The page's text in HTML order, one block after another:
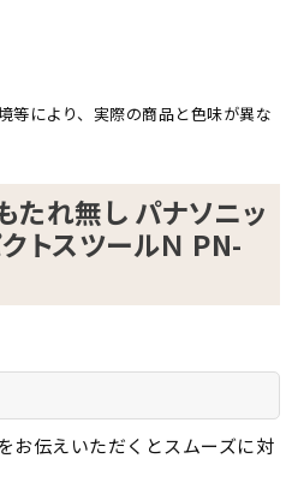
により、実際の商品と色味が異な
たれ無し パナソニッ
トスツールＮ PN-
お伝えいただくとスムーズに対